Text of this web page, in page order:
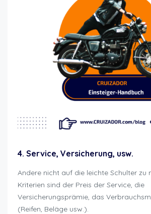
4. Service, Versicherung, usw.
Andere nicht auf die leichte Schulter zu
Kriterien sind der Preis der Service, die
Versicherungsprämie, das
(Reifen, Beläge usw.).